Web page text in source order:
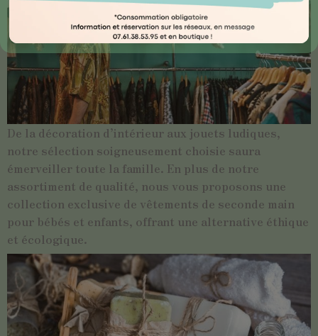
De la décoration d’intérieur aux jouets ludiques,
notre sélection soigneusement choisie saura
émerveiller toute la famille. En plus de notre
assortiment de qualité, nous vous proposons une
collection exclusive de vêtements de seconde main
pour bébés et enfants, offrant une alternative éthique
et écologique.